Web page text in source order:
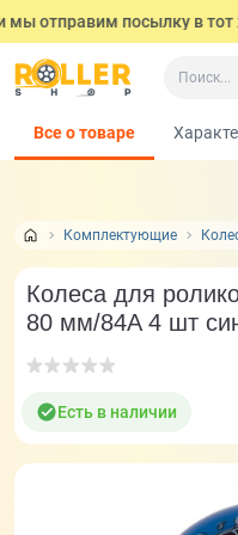
отправим посылку в тот
Комплектующие
Все о товаре
Колеса для
80 мм/84A 4 шт
Есть в наличии